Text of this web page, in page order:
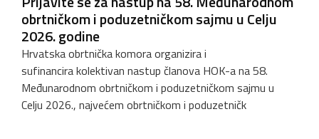
obrtničkom i poduzetničkom sajmu u Celju
2026. godine
Hrvatska obrtnička komora organizira i
sufinancira kolektivan nastup članova HOK-a na 58.
Međunarodnom obrtničkom i poduzetničkom sajmu u
Celju 2026., najvećem obrtničkom i poduzetničk